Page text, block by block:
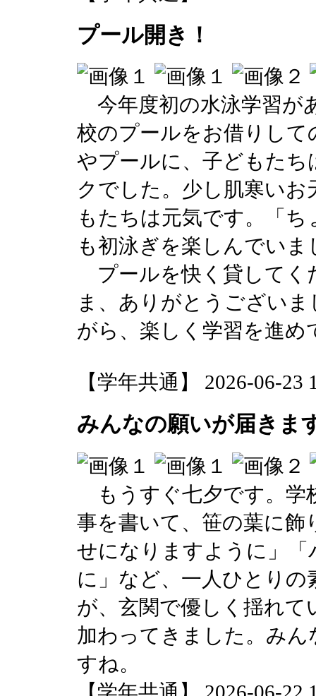
プール開き！
今年度初の水泳学習が
校のプールをお借りし
やプールに、子どもた
クでした。少し肌寒い
もたちは元気です。「
も初泳ぎを楽しんでいま
プールを快く貸してく
ま、ありがとうござい
がら、楽しく学習を進め
【学年共通】 2026-06-23
みんなの願いが届きま
もうすぐ七夕です。学
事を書いて、笹の葉に飾
せになりますように」
に」など、一人ひとり
が、玄関で優しく揺れ
加わってきました。み
すね。
【学年共通】 2026-06-22